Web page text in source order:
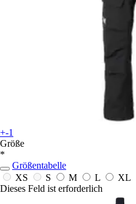
+-1
Größe
*
Größentabelle
XS
S M L
XL
Dieses Feld ist erforderlich